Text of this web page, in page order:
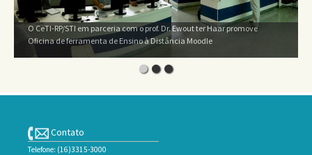
O CeTI-RP/STI em parceria com o prof. Dr. Ewout ter Haar promove
Oficina de ferramenta de Ensino à Distância Moodle
Contato
Telefone: (16)3315-3000